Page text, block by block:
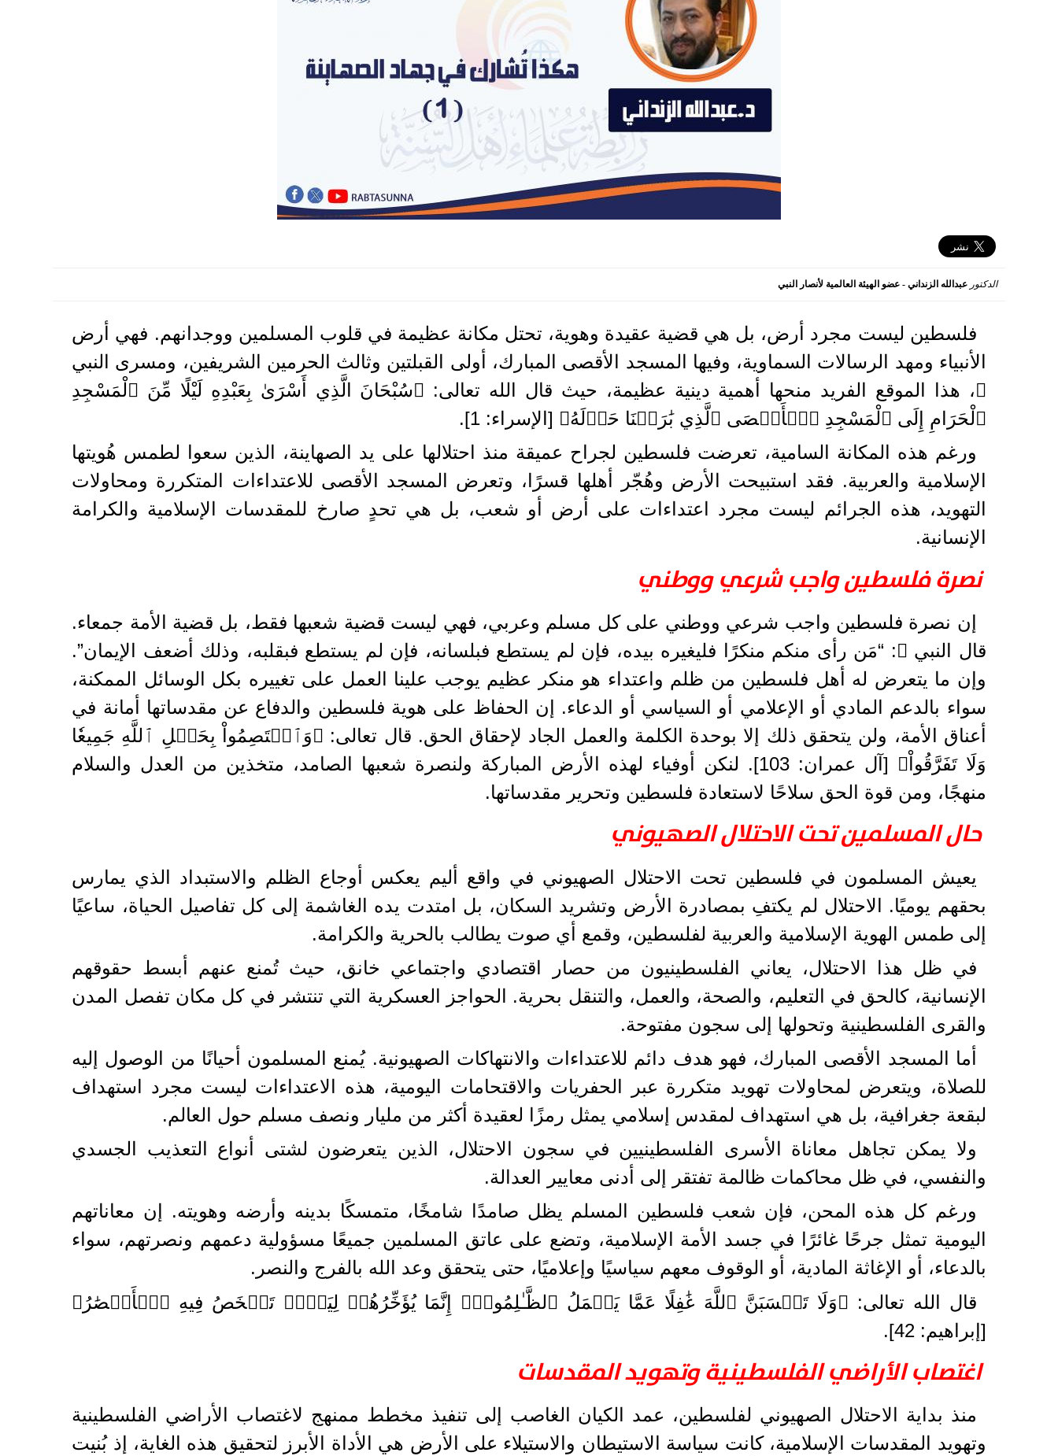
الدكتورعبدالله الزنداني - عضو الهيئة العالمية لأنصار النبي
فلسطين ليست مجرد أرض، بل هي قضية عقيدة وهوية، تحتل مكانة عظيمة في قلوب المسلمين ووجدانهم. فهي أرض
الأنبياء ومهد الرسالات السماوية، وفيها المسجد الأقصى المبارك، أولى القبلتين وثالث الحرمين الشريفين، ومسرى النبي
ﷺ، هذا الموقع الفريد منحها أهمية دينية عظيمة، حيث قال الله تعالى: ﴿سُبْحَانَ الَّذِي أَسْرَىٰ بِعَبْدِهِ لَيْلًا مِّنَ ٱلْمَسْجِدِ
ٱلْحَرَامِ إِلَى ٱلْمَسْجِدِ ٱلۡأَقۡصَى ٱلَّذِي بَٰرَكۡنَا حَوۡلَهُ﴾ [الإسراء: 1].
ورغم هذه المكانة السامية، تعرضت فلسطين لجراح عميقة منذ احتلالها على يد الصهاينة، الذين سعوا لطمس هُويتها
الإسلامية والعربية. فقد استبيحت الأرض وهُجّر أهلها قسرًا، وتعرض المسجد الأقصى للاعتداءات المتكررة ومحاولات
التهويد، هذه الجرائم ليست مجرد اعتداءات على أرض أو شعب، بل هي تحدٍ صارخ للمقدسات الإسلامية والكرامة
الإنسانية.
نصرة فلسطين واجب شرعي ووطني
إن نصرة فلسطين واجب شرعي ووطني على كل مسلم وعربي، فهي ليست قضية شعبها فقط، بل قضية الأمة جمعاء.
قال النبي ﷺ: “مَن رأى منكم منكرًا فليغيره بيده، فإن لم يستطع فبلسانه، فإن لم يستطع فبقلبه، وذلك أضعف الإيمان”.
وإن ما يتعرض له أهل فلسطين من ظلم واعتداء هو منكر عظيم يوجب علينا العمل على تغييره بكل الوسائل الممكنة،
سواء بالدعم المادي أو الإعلامي أو السياسي أو الدعاء. إن الحفاظ على هوية فلسطين والدفاع عن مقدساتها أمانة في
أعناق الأمة، ولن يتحقق ذلك إلا بوحدة الكلمة والعمل الجاد لإحقاق الحق. قال تعالى: ﴿وَٱعۡتَصِمُواْ بِحَبۡلِ ٱللَّهِ جَمِيعٗا
وَلَا تَفَرَّقُواْ﴾ [آل عمران: 103]. لنكن أوفياء لهذه الأرض المباركة ولنصرة شعبها الصامد، متخذين من العدل والسلام
منهجًا، ومن قوة الحق سلاحًا لاستعادة فلسطين وتحرير مقدساتها.
حال المسلمين تحت الاحتلال الصهيوني
يعيش المسلمون في فلسطين تحت الاحتلال الصهيوني في واقع أليم يعكس أوجاع الظلم والاستبداد الذي يمارس
بحقهم يوميًا. الاحتلال لم يكتفِ بمصادرة الأرض وتشريد السكان، بل امتدت يده الغاشمة إلى كل تفاصيل الحياة، ساعيًا
إلى طمس الهوية الإسلامية والعربية لفلسطين، وقمع أي صوت يطالب بالحرية والكرامة.
في ظل هذا الاحتلال، يعاني الفلسطينيون من حصار اقتصادي واجتماعي خانق، حيث تُمنع عنهم أبسط حقوقهم
الإنسانية، كالحق في التعليم، والصحة، والعمل، والتنقل بحرية. الحواجز العسكرية التي تنتشر في كل مكان تفصل المدن
والقرى الفلسطينية وتحولها إلى سجون مفتوحة.
أما المسجد الأقصى المبارك، فهو هدف دائم للاعتداءات والانتهاكات الصهيونية. يُمنع المسلمون أحيانًا من الوصول إليه
للصلاة، ويتعرض لمحاولات تهويد متكررة عبر الحفريات والاقتحامات اليومية، هذه الاعتداءات ليست مجرد استهداف
لبقعة جغرافية، بل هي استهداف لمقدس إسلامي يمثل رمزًا لعقيدة أكثر من مليار ونصف مسلم حول العالم.
ولا يمكن تجاهل معاناة الأسرى الفلسطينيين في سجون الاحتلال، الذين يتعرضون لشتى أنواع التعذيب الجسدي
والنفسي، في ظل محاكمات ظالمة تفتقر إلى أدنى معايير العدالة.
ورغم كل هذه المحن، فإن شعب فلسطين المسلم يظل صامدًا شامخًا، متمسكًا بدينه وأرضه وهويته. إن معاناتهم
اليومية تمثل جرحًا غائرًا في جسد الأمة الإسلامية، وتضع على عاتق المسلمين جميعًا مسؤولية دعمهم ونصرتهم، سواء
بالدعاء، أو الإغاثة المادية، أو الوقوف معهم سياسيًا وإعلاميًا، حتى يتحقق وعد الله بالفرج والنصر.
قال الله تعالى: ﴿وَلَا تَحۡسَبَنَّ ٱللَّهَ غَٰفِلًا عَمَّا يَعۡمَلُ ٱلظَّـٰلِمُونَۚ إِنَّمَا يُؤَخِّرُهُمۡ لِيَوۡمٖ تَشۡخَصُ فِيهِ ٱلۡأَبۡصَٰرُ﴾
[إبراهيم: 42].
اغتصاب الأراضي الفلسطينية وتهويد المقدسات
منذ بداية الاحتلال الصهيوني لفلسطين، عمد الكيان الغاصب إلى تنفيذ مخطط ممنهج لاغتصاب الأراضي الفلسطينية
وتهويد المقدسات الإسلامية، كانت سياسة الاستيطان والاستيلاء على الأرض هي الأداة الأبرز لتحقيق هذه الغاية، إذ بُنيت